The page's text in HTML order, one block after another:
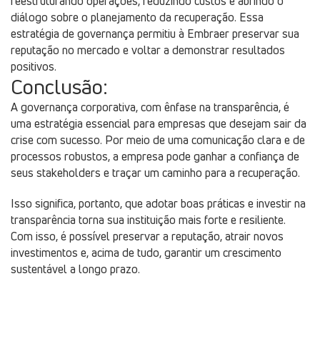
diálogo sobre o planejamento da recuperação. Essa
estratégia de governança permitiu à Embraer preservar sua
reputação no mercado e voltar a demonstrar resultados
positivos.
Conclusão:
A governança corporativa, com ênfase na transparência, é
uma estratégia essencial para empresas que desejam sair da
crise com sucesso. Por meio de uma comunicação clara e de
processos robustos, a empresa pode ganhar a confiança de
seus stakeholders e traçar um caminho para a recuperação.
Isso significa, portanto, que adotar boas práticas e investir na
transparência torna sua instituição mais forte e resiliente.
Com isso, é possível preservar a reputação, atrair novos
investimentos e, acima de tudo, garantir um crescimento
sustentável a longo prazo.